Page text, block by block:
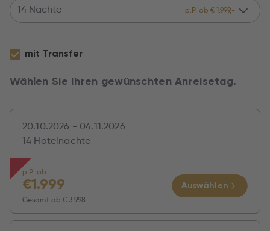
14 Nächte p.P. ab € 1.999,-
mit Transfer
Wählen Sie Ihren gewünschten Anreisetag.
20.10.2026 - 04.11.2026
14 Hotelnächte
p.P. ab
€1.999
Gesamt ab€ 3.998
Auswählen